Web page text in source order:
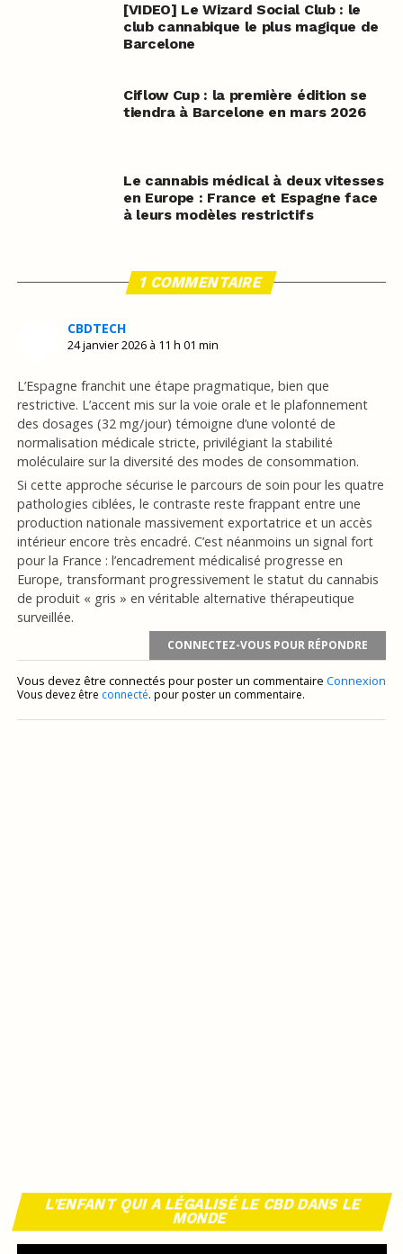
[VIDEO] Le Wizard Social Club : le
club cannabique le plus magique de
Barcelone
Ciflow Cup : la première édition se
tiendra à Barcelone en mars 2026
Le cannabis médical à deux vitesses
en Europe : France et Espagne face
à leurs modèles restrictifs
1 COMMENTAIRE
CBDTECH
24 janvier 2026 à 11 h 01 min
L’Espagne franchit une étape pragmatique, bien que
restrictive. L’accent mis sur la voie orale et le plafonnement
des dosages (32 mg/jour) témoigne d’une volonté de
normalisation médicale stricte, privilégiant la stabilité
moléculaire sur la diversité des modes de consommation.
Si cette approche sécurise le parcours de soin pour les quatre
pathologies ciblées, le contraste reste frappant entre une
production nationale massivement exportatrice et un accès
intérieur encore très encadré. C’est néanmoins un signal fort
pour la France : l’encadrement médicalisé progresse en
Europe, transformant progressivement le statut du cannabis
de produit « gris » en véritable alternative thérapeutique
surveillée.
CONNECTEZ-VOUS POUR RÉPONDRE
Vous devez être connectés pour poster un commentaire Connexion
Vous devez être connecté. pour poster un commentaire.
L’ENFANT QUI A LÉGALISÉ LE CBD DANS LE
MONDE